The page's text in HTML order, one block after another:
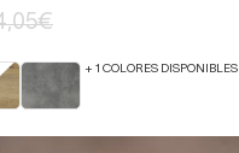
+ 1 COLORES DISPONIBLES